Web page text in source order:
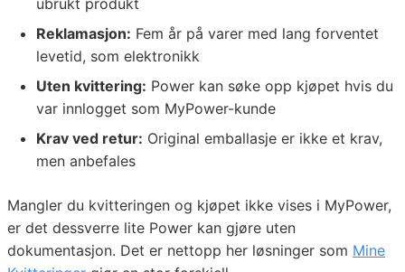
ubrukt produkt
Reklamasjon: Fem år på varer med lang forventet
levetid, som elektronikk
Uten kvittering: Power kan søke opp kjøpet hvis du
var innlogget som MyPower-kunde
Krav ved retur: Original emballasje er ikke et krav,
men anbefales
Mangler du kvitteringen og kjøpet ikke vises i MyPower,
er det dessverre lite Power kan gjøre uten
dokumentasjon. Det er nettopp her løsninger som Mine